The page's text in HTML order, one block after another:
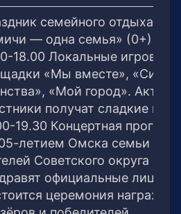
семейного отдыха
— одна семья» (0+)
18.00 Локальные игровые
«Мы вместе», «Сила
«Мой город».
получат сладкие
19.30 Концертная
летием Омска семьи
Советского округа
официальные лица.
церемония